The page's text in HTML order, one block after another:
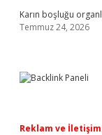
Karın boşluğu
Temmuz 24, 2026
Reklam ve